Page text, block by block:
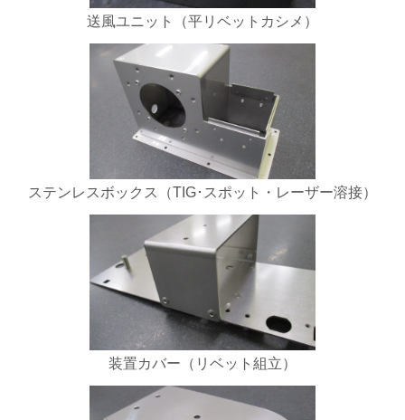
送風ユニット（平リベットカシメ）
ステンレスボックス（TIG･スポット・レーザー溶接）
装置カバー（リベット組立）